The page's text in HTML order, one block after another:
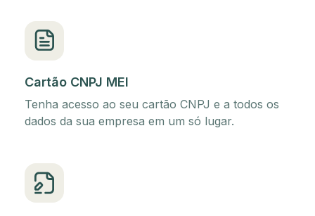
Cartão CNPJ MEI
Tenha acesso ao seu cartão CNPJ e a todos os
dados da sua empresa em um só lugar.